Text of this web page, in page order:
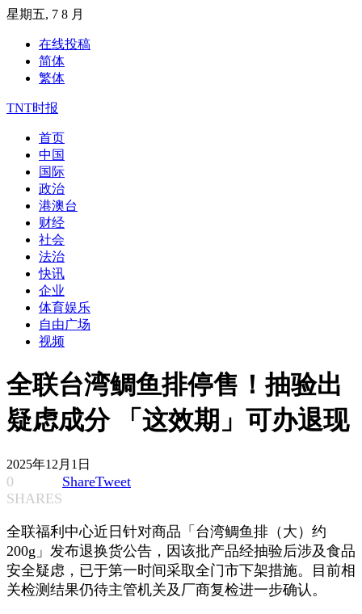
Skip
content
星期五, 7 8 月
在线投稿
简体
繁体
TNT时报
首页
中国
国际
政治
港澳台
财经
社会
法治
快讯
企业
体育娱乐
自由广场
视频
全联台湾鲷鱼排停售！抽验出
疑虑成分 「这效期」可办退现
2025年12月1日
0
SHARES
ShareTweet
全联福利中心近日针对商品「台湾鲷鱼排（大）约
200g」发布退换货公告，因该批产品经抽验后涉及食品
安全疑虑，已于第一时间采取全门市下架措施。目前相
关检测结果仍待主管机关及厂商复检进一步确认。